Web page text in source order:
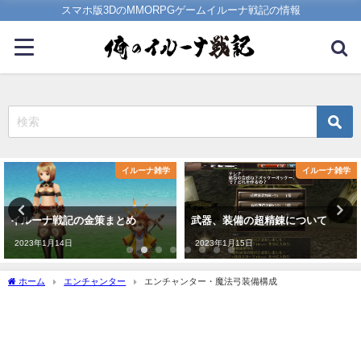
スマホ版3DのMMORPGゲームイルーナ戦記の情報
イルーナ雑学
イルーナ戦記の金策まとめ
2023年1月14日
イルーナ雑学
武器、装備の超精錬について
2023年1月15日
ホーム エンチャンター エンチャンター・魔法弓装備構成